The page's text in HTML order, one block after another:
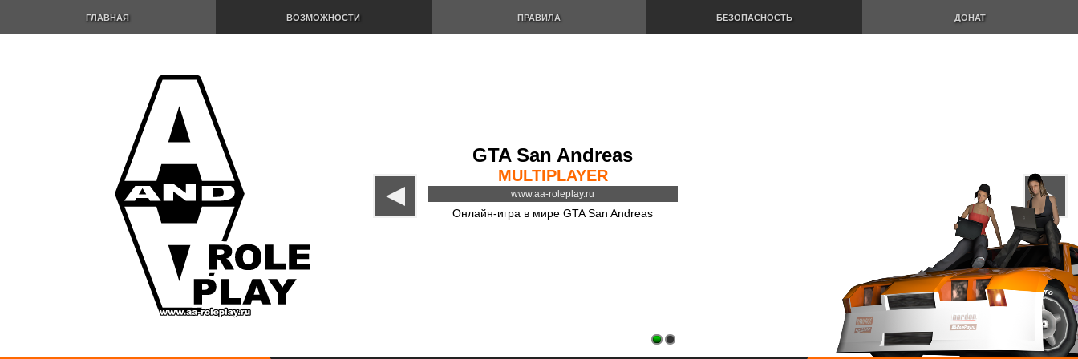
ГЛАВНАЯ ВОЗМОЖНОСТИ ПРАВИЛА БЕЗОПАСНОСТЬ ДОНАТ
GTA San Andreas
MULTIPLAYER
Онлайн-игра в мире GTA San Andreas
www.aa-roleplay.ru